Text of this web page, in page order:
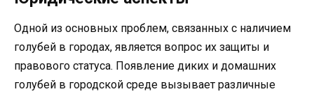
Одной из основных проблем, связанных с наличием
голубей в городах, является вопрос их защиты и
правового статуса. Появление диких и домашних
голубей в городской среде вызывает различные